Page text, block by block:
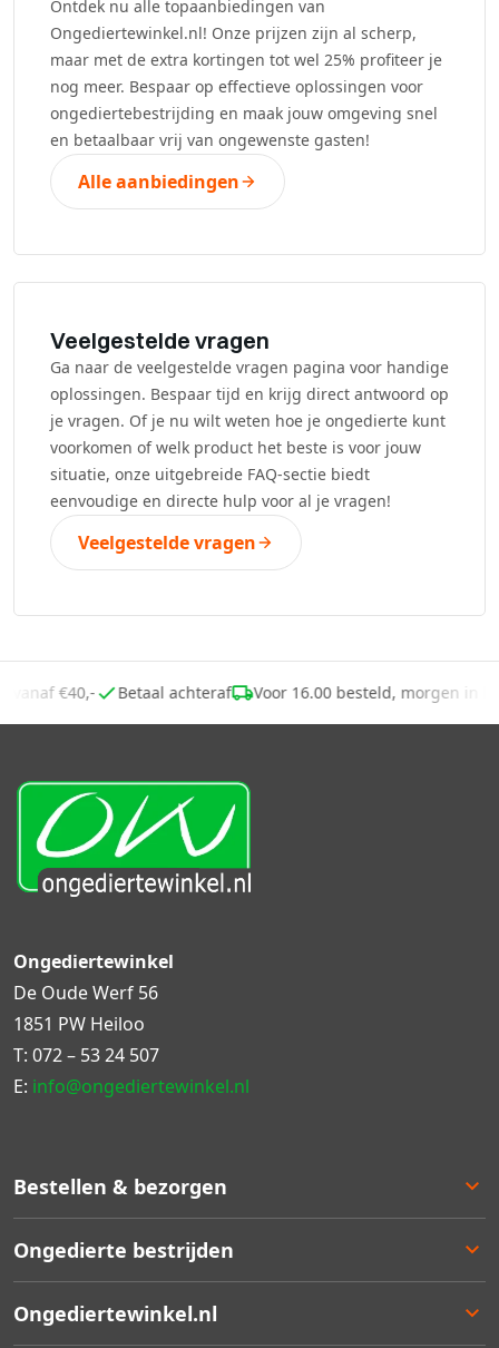
Ontdek nu alle topaanbiedingen van
Ongediertewinkel.nl! Onze prijzen zijn al scherp,
maar met de extra kortingen tot wel 25% profiteer je
nog meer. Bespaar op effectieve oplossingen voor
ongediertebestrijding en maak jouw omgeving snel
en betaalbaar vrij van ongewenste gasten!
Alle aanbiedingen
Veelgestelde vragen
Ga naar de veelgestelde vragen pagina voor handige
oplossingen. Bespaar tijd en krijg direct antwoord op
je vragen. Of je nu wilt weten hoe je ongedierte kunt
voorkomen of welk product het beste is voor jouw
situatie, onze uitgebreide FAQ-sectie biedt
eenvoudige en directe hulp voor al je vragen!
Veelgestelde vragen
vanaf €40,- Betaal achteraf Voor 16.00 besteld, morgen in
Bestellen & bezorgen
Bestellen
Bezorgen
Ongedierte bestrijden
Ongedierte keuzelulp
Ongediertewinkel.nl
Ongediertewinkel
De Oude Werf 56
1851 PW Heiloo
T: 072 – 53 24 507
E: info@ongediertewinkel.nl